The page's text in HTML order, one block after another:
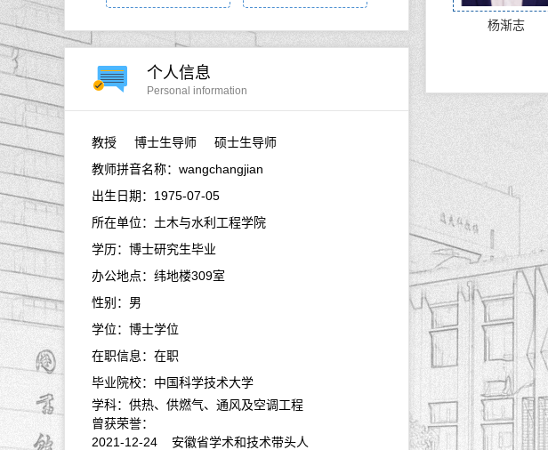
个人信息
Personal information
教授
博士生导师 硕士生导师
教师拼音名称：wangchangjian
出生日期：1975-07-05
所在单位：土木与水利工程学院
学历：博士研究生毕业
办公地点：纬地楼309室
性别：男
学位：博士学位
在职信息：在职
毕业院校：中国科学技术大学
学科：供热、供燃气、通风及空调工程
曾获荣誉：
2021-12-24 安徽省学术和技术带头人
杨渐志